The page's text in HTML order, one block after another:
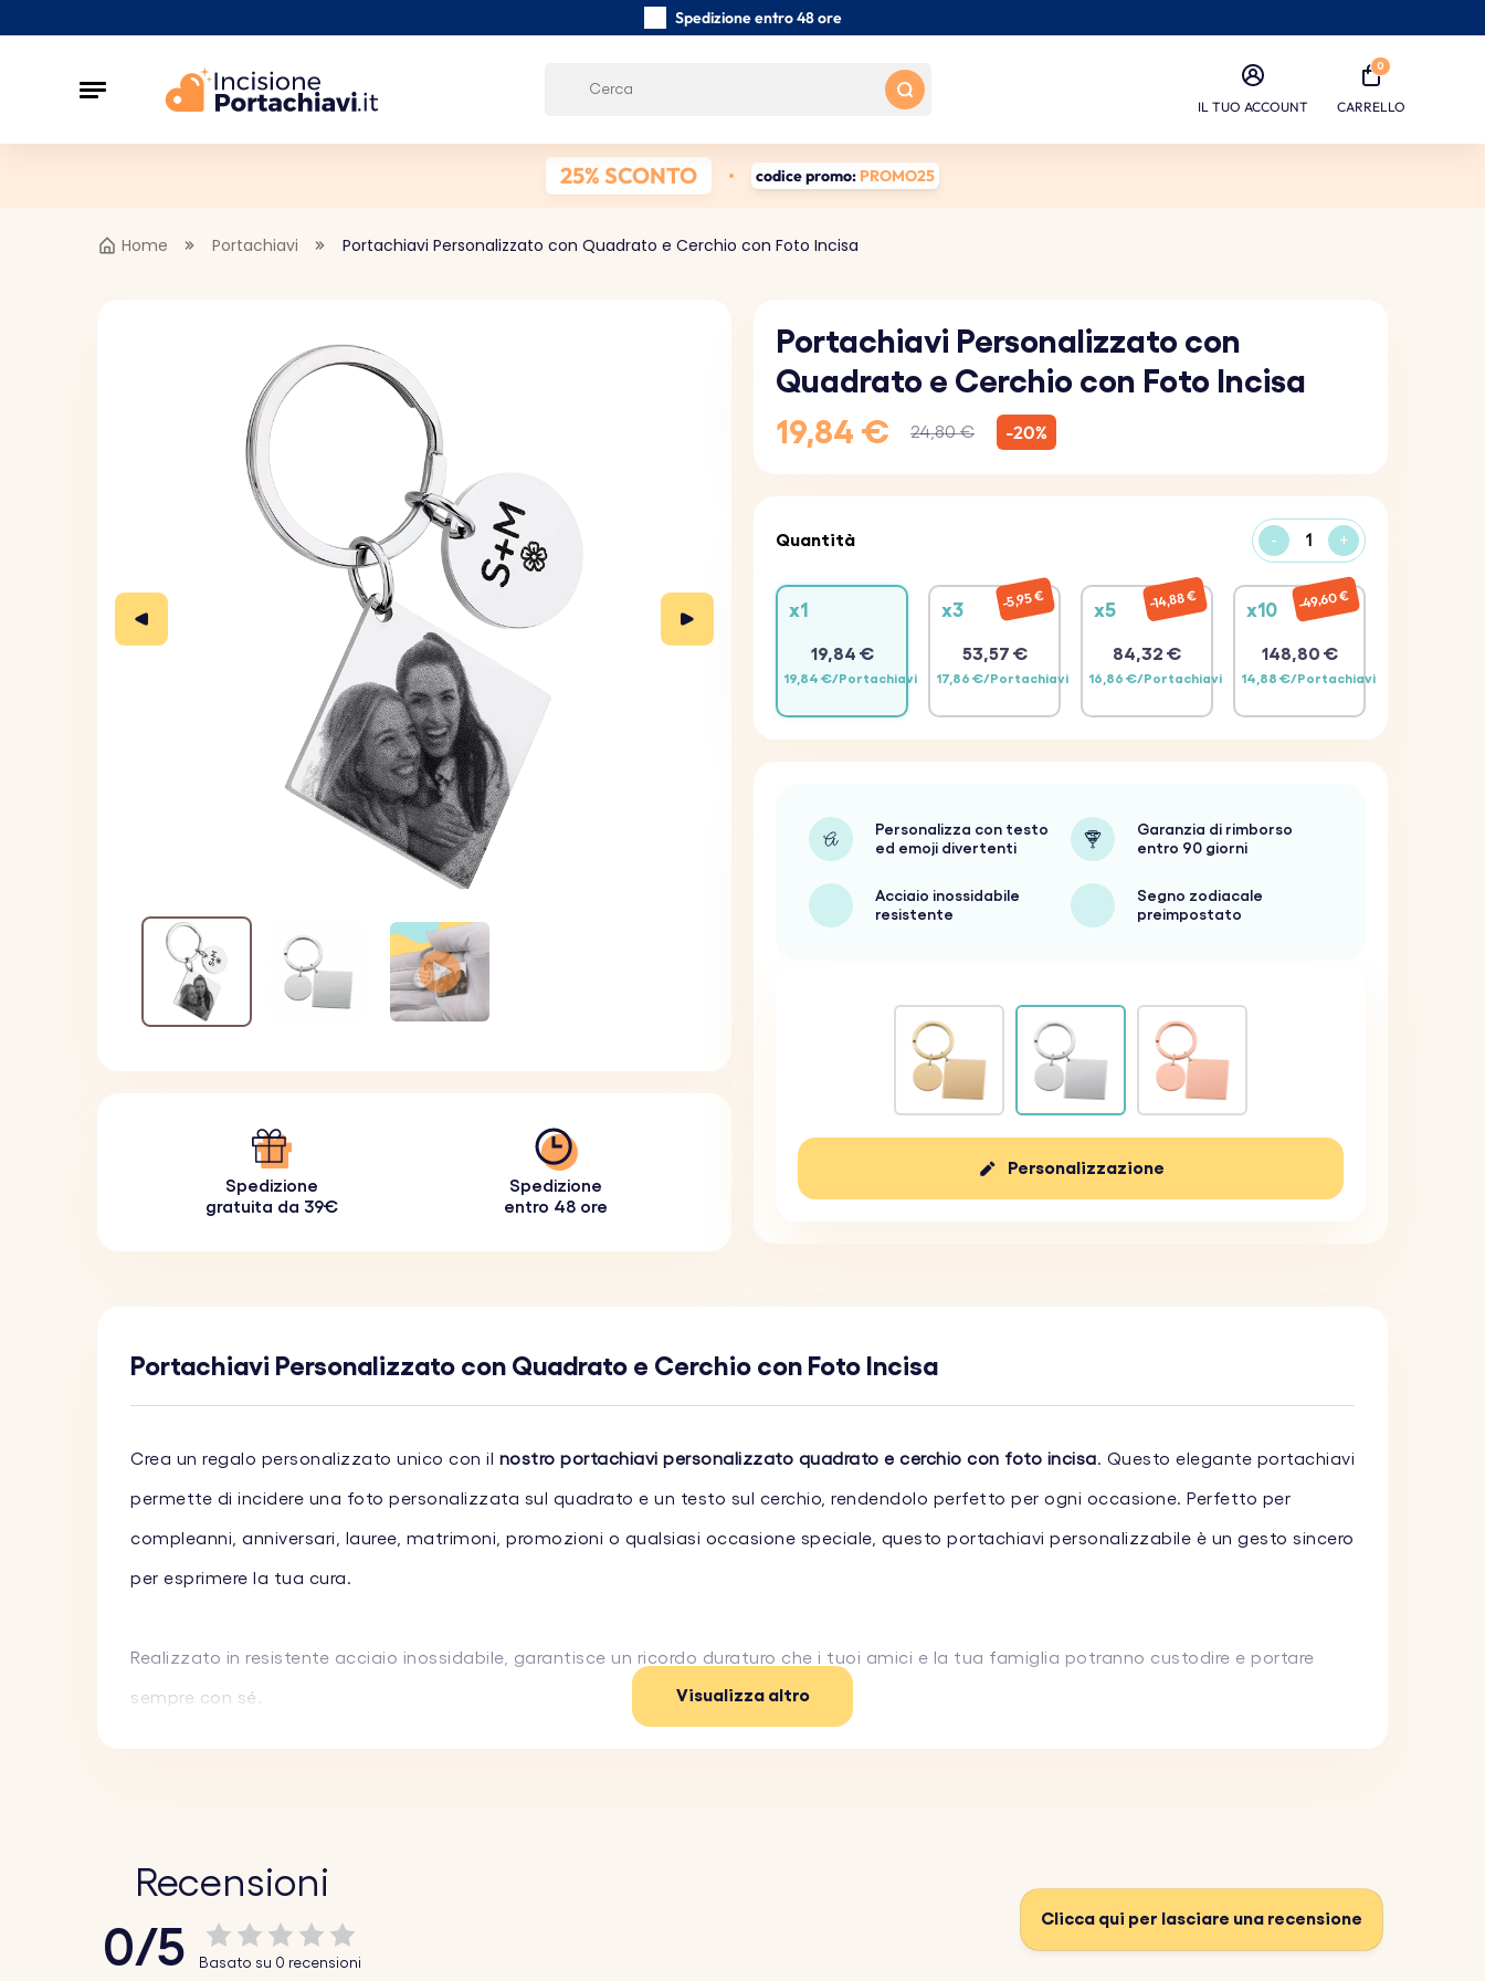
Spedizione entro 48 ore
IL TUO ACCOUNT
0
CARRELLO
25% SCONTO codice promo: PROMO25
Home Portachiavi Portachiavi Personalizzato con Quadrato e Cerchio con Foto Incisa
Spedizione
gratuita da 39€
Spedizione
entro 48 ore
Portachiavi Personalizzato con
Quadrato e Cerchio con Foto Incisa
19,84 €
24,80 € -20%
Quantità - +
x1
19,84 €
19,84 €/Portachiavi
x3
53,57 €
17,86 €/Portachiavi
5,95 € x5
84,32 €
16,86 €/Portachiavi
14,88 € x10
148,80 €
14,88 €/Portachiavi
49,60 €
Personalizza con testo
ed emoji divertenti
Garanzia di rimborso
entro 90 giorni
Acciaio inossidabile
resistente
Segno zodiacale
preimpostato
Personalizzazione
Portachiavi Personalizzato con Quadrato e Cerchio con Foto Incisa
Crea un regalo personalizzato unico con il nostro portachiavi personalizzato quadrato e cerchio con foto incisa. Questo elegante portachiavi
permette di incidere una foto personalizzata sul quadrato e un testo sul cerchio, rendendolo perfetto per ogni occasione. Perfetto per
compleanni, anniversari, lauree, matrimoni, promozioni o qualsiasi occasione speciale, questo portachiavi personalizzabile è un gesto sincero
per esprimere la tua cura.
Realizzato in resistente acciaio inossidabile, garantisce un ricordo duraturo che i tuoi amici e la tua famiglia potranno custodire e portare
sempre con sé.
♥ Testo personalizzato sul cerchio: incidi un nome, un breve messaggio o una data speciale sul cerchio. Scegli tra una varietà di caratteri e
aggiungi uno dei nostri divertenti emoji per creare un pezzo davvero unico.
Visualizza altro
Recensioni
0/5 Basato su 0 recensioni
Clicca qui per lasciare una recensione